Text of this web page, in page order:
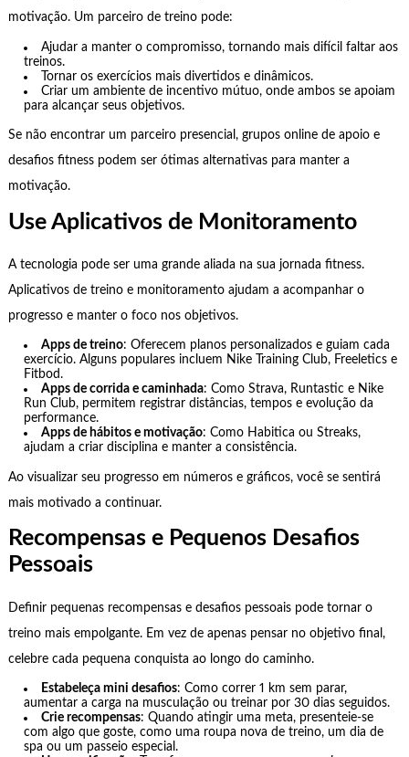
motivação. Um parceiro de treino pode:
Ajudar a manter o compromisso, tornando mais difícil faltar aos
treinos.
Tornar os exercícios mais divertidos e dinâmicos.
Criar um ambiente de incentivo mútuo, onde ambos se apoiam
para alcançar seus objetivos.
Se não encontrar um parceiro presencial, grupos online de apoio e
desafios fitness podem ser ótimas alternativas para manter a
motivação.
Use Aplicativos de Monitoramento
A tecnologia pode ser uma grande aliada na sua jornada fitness.
Aplicativos de treino e monitoramento ajudam a acompanhar o
progresso e manter o foco nos objetivos.
Apps de treino: Oferecem planos personalizados e guiam cada
exercício. Alguns populares incluem Nike Training Club, Freeletics e
Fitbod.
Apps de corrida e caminhada: Como Strava, Runtastic e Nike
Run Club, permitem registrar distâncias, tempos e evolução da
performance.
Apps de hábitos e motivação: Como Habitica ou Streaks,
ajudam a criar disciplina e manter a consistência.
Ao visualizar seu progresso em números e gráficos, você se sentirá
mais motivado a continuar.
Recompensas e Pequenos Desafios
Pessoais
Definir pequenas recompensas e desafios pessoais pode tornar o
treino mais empolgante. Em vez de apenas pensar no objetivo final,
celebre cada pequena conquista ao longo do caminho.
Estabeleça mini desafios: Como correr 1 km sem parar,
aumentar a carga na musculação ou treinar por 30 dias seguidos.
Crie recompensas: Quando atingir uma meta, presenteie-se
com algo que goste, como uma roupa nova de treino, um dia de
spa ou um passeio especial.